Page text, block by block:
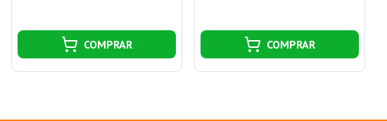
COMPRAR COMPRAR